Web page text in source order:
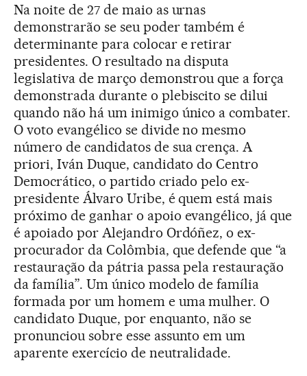
Na noite de 27 de maio as urnas
demonstrarão se seu poder também é
determinante para colocar e retirar
presidentes. O resultado na disputa
legislativa de março demonstrou que a força
demonstrada durante o plebiscito se dilui
quando não há um inimigo único a combater.
O voto evangélico se divide no mesmo
número de candidatos de sua crença. A
priori, Iván Duque, candidato do Centro
Democrático, o partido criado pelo ex-
presidente Álvaro Uribe, é quem está mais
próximo de ganhar o apoio evangélico, já que
é apoiado por Alejandro Ordóñez, o ex-
procurador da Colômbia, que defende que “a
restauração da pátria passa pela restauração
da família”. Um único modelo de família
formada por um homem e uma mulher. O
candidato Duque, por enquanto, não se
pronunciou sobre esse assunto em um
aparente exercício de neutralidade.